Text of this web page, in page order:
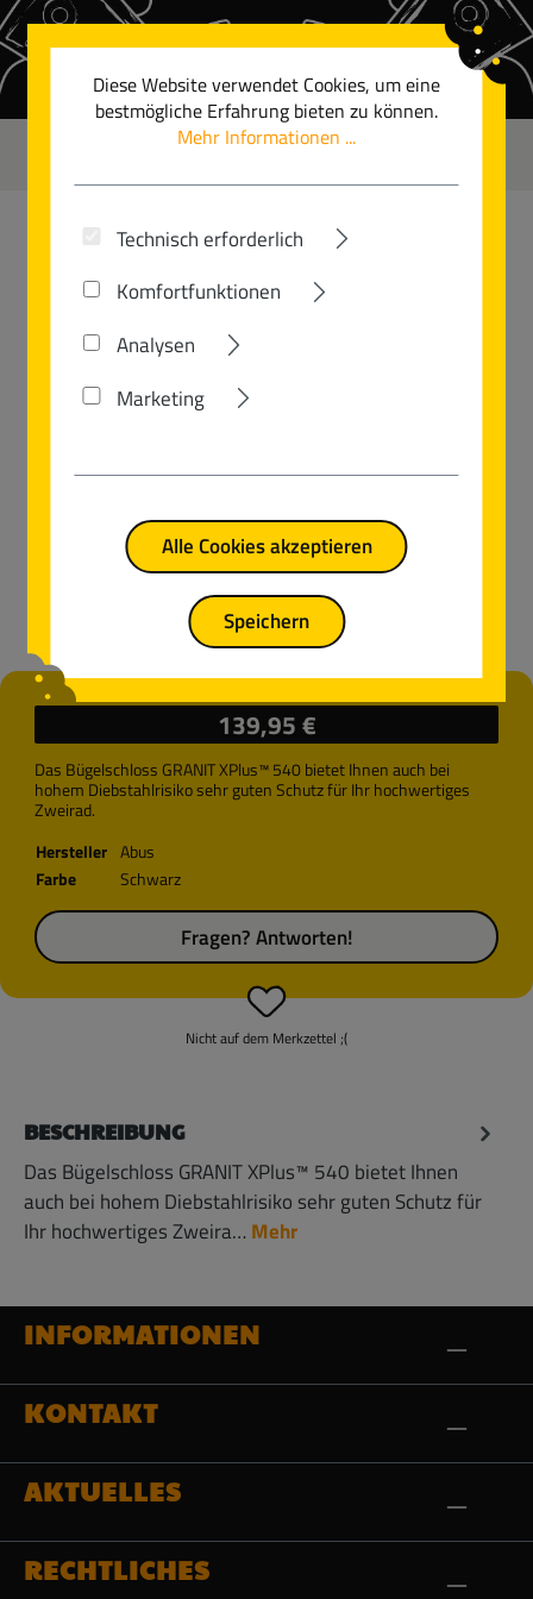
Zum Hauptinhalt springen
GRANIT XPLUS™ 540
Bildergalerie überspringen
139,95 €
Das Bügelschloss GRANIT XPlus™ 540 bietet Ihnen auch bei
hohem Diebstahlrisiko sehr guten Schutz für Ihr hochwertiges
Zweirad.
Hersteller Abus
Farbe
Schwarz
Nicht auf dem Merkzettel ;(
Fragen? Antworten!
BESCHREIBUNG
Das Bügelschloss GRANIT XPlus™ 540 bietet Ihnen
auch bei hohem Diebstahlrisiko sehr guten Schutz für
Ihr hochwertiges Zweira… Mehr
INFORMATIONEN
KONTAKT
AKTUELLES
RECHTLICHES
Diese Website verwendet Cookies, um eine
bestmögliche Erfahrung bieten zu können.
Mehr Informationen ...
Technisch erforderlich
Komfortfunktionen
Analysen
Marketing
Alle Cookies akzeptieren
Speichern